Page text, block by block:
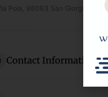
Pola, 98063 San Giorgio di
Contact Information